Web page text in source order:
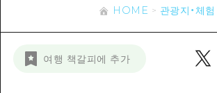
나이트 라이프
미야지마(宮島) 주변
게이호쿠(芸北)
야마구치(山口)현 동부
접근
뉴스
HOME 관광지・체험
여행 책갈피에 추가